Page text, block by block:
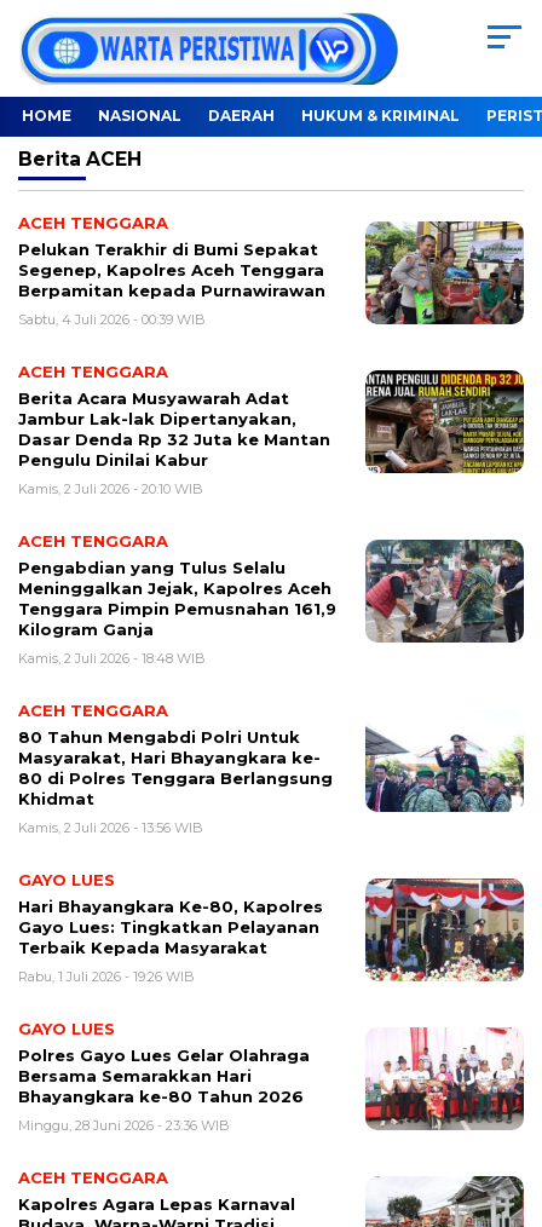
HOME NASIONAL DAERAH HUKUM & KRIMINAL
Berita ACEH
ACEH TENGGARA
Pelukan Terakhir di Bumi Sepakat
Segenep, Kapolres Aceh Tenggara
Berpamitan kepada Purnawirawan
Sabtu, 4 Juli 2026 - 00:39 WIB
ACEH TENGGARA
Berita Acara Musyawarah Adat
Jambur Lak-lak Dipertanyakan,
Dasar Denda Rp 32 Juta ke Mantan
Pengulu Dinilai Kabur
Kamis, 2 Juli 2026 - 20:10 WIB
ACEH TENGGARA
Pengabdian yang Tulus Selalu
Meninggalkan Jejak, Kapolres Aceh
Tenggara Pimpin Pemusnahan 161,9
Kilogram Ganja
Kamis, 2 Juli 2026 - 18:48 WIB
ACEH TENGGARA
80 Tahun Mengabdi Polri Untuk
Masyarakat, Hari Bhayangkara ke-
80 di Polres Tenggara Berlangsung
Khidmat
Kamis, 2 Juli 2026 - 13:56 WIB
GAYO LUES
Hari Bhayangkara Ke-80, Kapolres
Gayo Lues: Tingkatkan Pelayanan
Terbaik Kepada Masyarakat
Rabu, 1 Juli 2026 - 19:26 WIB
GAYO LUES
Polres Gayo Lues Gelar Olahraga
Bersama Semarakkan Hari
Bhayangkara ke-80 Tahun 2026
Minggu, 28 Juni 2026 - 23:36 WIB
ACEH TENGGARA
Kapolres Agara Lepas Karnaval